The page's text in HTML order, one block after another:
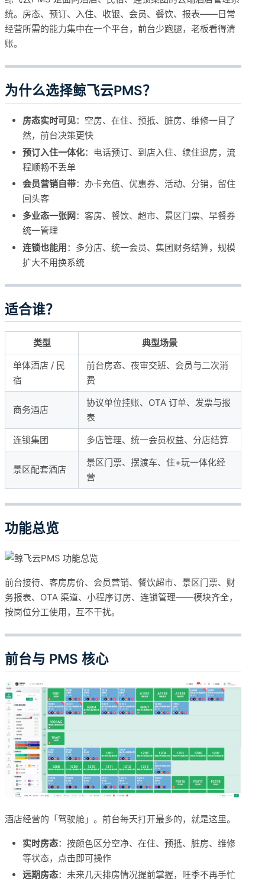
统。房态、预订、入住、收银、会员、餐饮、报表——日常
经营所需的能力集中在一个平台，前台少跑腿，老板看得清
账。
为什么选择鲸飞云PMS？
房态实时可见：空房、在住、预抵、脏房、维修一目了
然，前台决策更快
预订入住一体化：电话预订、到店入住、续住退房，流
程顺畅不丢单
会员营销自带：办卡充值、优惠券、活动、分销，留住
回头客
多业态一张网 ：客房、餐饮、超市、景区门票、早餐券
统一管理
连锁也能用：多分店、统一会员、集团财务结算，规模
扩大不用换系统
适合谁？
类型
典型场景
单体酒店 / 民
宿
前台房态、夜审交班、会员与二次消
费
商务酒店
协议单位挂账、OTA 订单、发票与报
表
连锁集团
多店管理、统一会员权益、分店结算
景区配套酒店
景区门票、摆渡车、住+玩一体化经
营
功能总览
前台接待、客房房价、会员营销、餐饮超市、景区门票、财
务报表、OTA 渠道、小程序订房、连锁管理——模块齐全，
按岗位分工使用，互不干扰。
前台与 PMS 核心
酒店经营的「驾驶舱」。前台每天打开最多的，就是这里。
实时房态：按颜色区分空净、在住、预抵、脏房、维修
等状态，点击即可操作
远期房态：未来几天排房情况提前掌握，旺季不再手忙